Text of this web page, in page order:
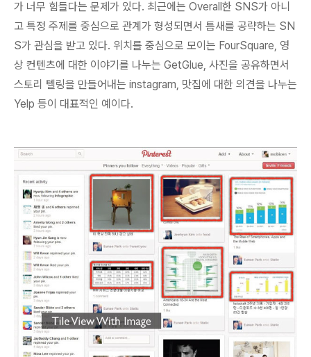
가 너무 힘들다는 문제가 있다. 최근에는 Overall한 SNS가 아니
고 특정 주제를 중심으로 관계가 형성되면서 틈새를 공략하는 SN
S가 관심을 받고 있다. 위치를 중심으로 모이는 FourSquare, 영
상 컨텐츠에 대한 이야기를 나누는 GetGlue, 사진을 공유하면서
스토리 텔링을 만들어내는 instagram, 맛집에 대한 의견을 나누는
Yelp 등이 대표적인 예이다.